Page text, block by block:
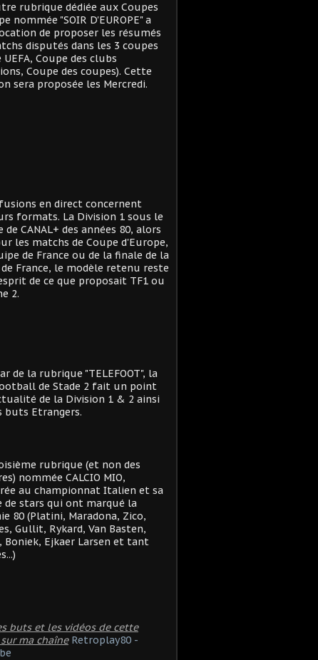
rubrique dédiée aux Coupes
nommée "SOIR D'EUROPE" a
de proposer les résumés
disputés dans les 3 coupes
UEFA, Coupe des clubs
Coupe des coupes). Cette
sera proposée les Mercredi.
en direct concernent
formats. La Division 1 sous le
de CANAL+ des années 80, alors
les matchs de Coupe d'Europe,
de France ou de la finale de la
France, le modèle retenu reste
de ce que proposait TF1 ou
2.
de la rubrique "TELEFOOT", la
de Stade 2 fait un point
de la Division 1 & 2 ainsi
buts Etrangers.
rubrique (et non des
nommée CALCIO MIO,
au championnat Italien et sa
de stars qui ont marqué la
80 (Platini, Maradona, Zico,
Gullit, Rykard, Van Basten,
Boniek, Ejkaer Larsen et tant
buts et les vidéos de cette
ma chaîne Retroplay80 -